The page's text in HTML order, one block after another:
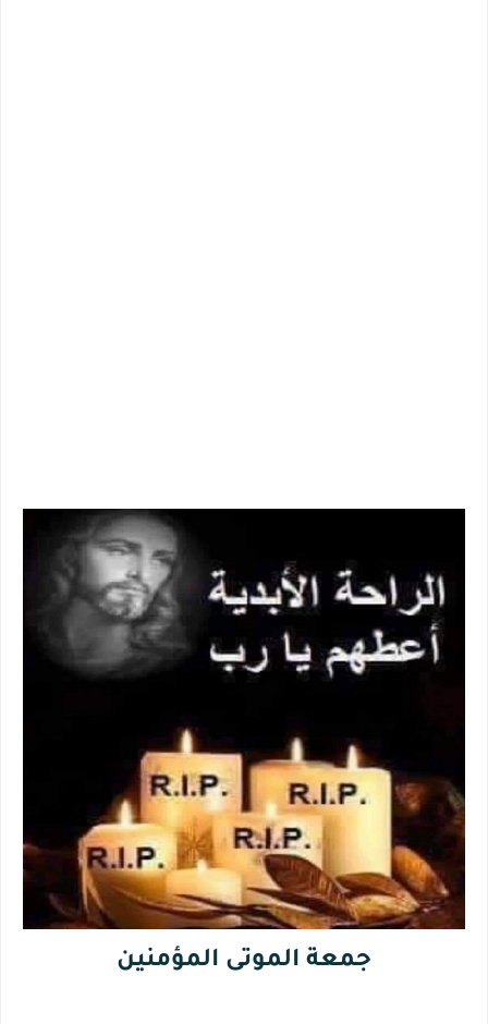
جمعة الموتى المؤمنين